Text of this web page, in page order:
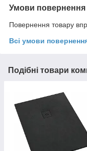
Умови повернення
Повернення товару
Всі умови
Подібні товари